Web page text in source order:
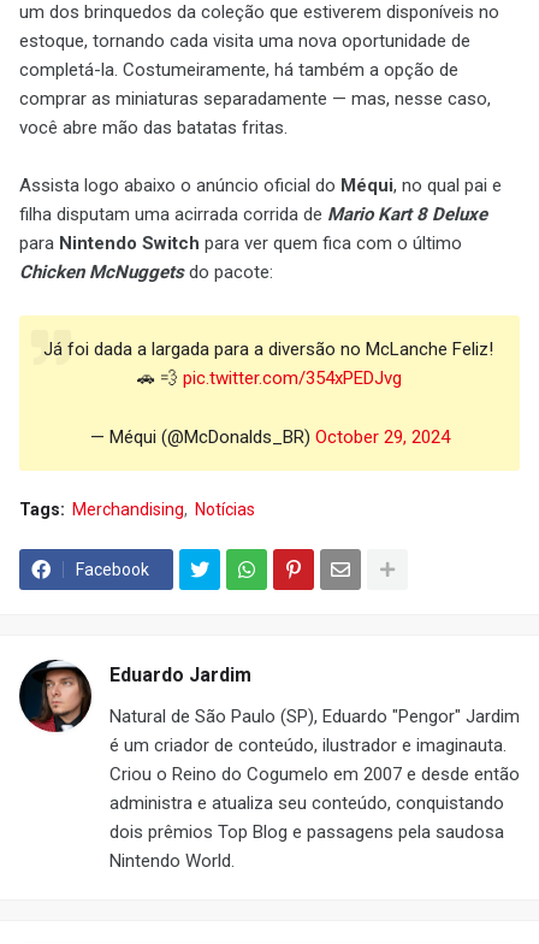
um dos brinquedos da coleção que estiverem disponíveis no
estoque, tornando cada visita uma nova oportunidade de
completá-la. Costumeiramente, há também a opção de
comprar as miniaturas separadamente — mas, nesse caso,
você abre mão das batatas fritas.
Assista logo abaixo o anúncio oficial do Méqui, no qual pai e
filha disputam uma acirrada corrida de Mario Kart 8 Deluxe
para Nintendo Switch para ver quem fica com o último
Chicken McNuggetsdo pacote:
Já foi dada a largada para a diversão no McLanche Feliz!
🚗 💨 pic.twitter.com/354xPEDJvg
— Méqui (@McDonalds_BR) October 29, 2024
Tags: Merchandising Notícias
Facebook
Eduardo Jardim
Natural de São Paulo (SP), Eduardo "Pengor" Jardim
é um criador de conteúdo, ilustrador e imaginauta.
Criou o Reino do Cogumelo em 2007 e desde então
administra e atualiza seu conteúdo, conquistando
dois prêmios Top Blog e passagens pela saudosa
Nintendo World.